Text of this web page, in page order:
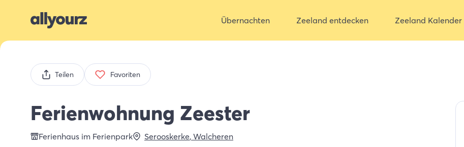
Übernachten Zeeland entdecken Zeeland Kalender
Teilen Favoriten
Ferienwohnung Zeester
Ferienhaus im Ferienpark Serooskerke, Walcheren